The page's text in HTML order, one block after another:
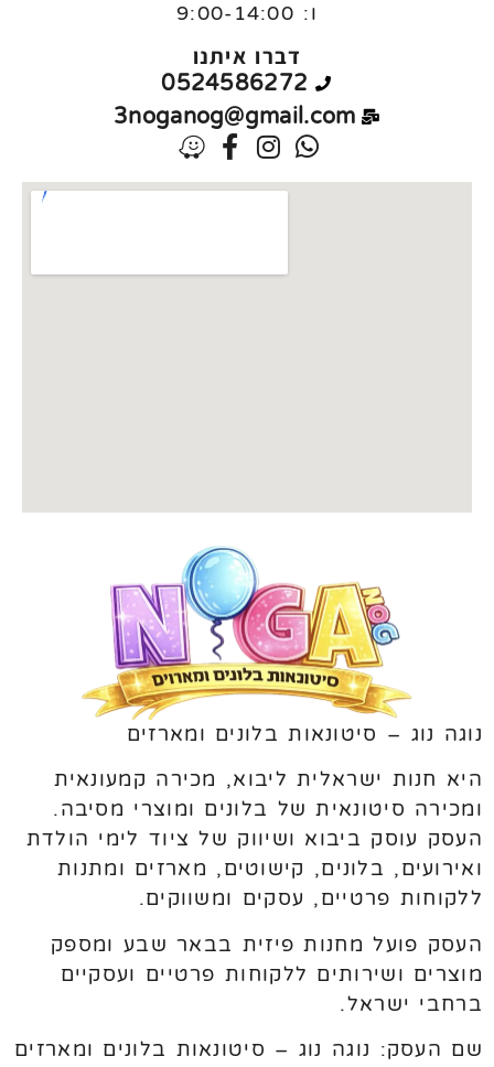
ו: 9:00-14:00
דברו איתנו
0524586272
3noganog@gmail.com
נוגה נוג – סיטונאות בלונים ומארזים
היא חנות ישראלית ליבוא, מכירה קמעונאית
ומכירה סיטונאית של בלונים ומוצרי מסיבה.
העסק עוסק ביבוא ושיווק של ציוד לימי הולדת
ואירועים, בלונים, קישוטים, מארזים ומתנות
ללקוחות פרטיים, עסקים ומשווקים.
העסק פועל מחנות פיזית בבאר שבע ומספק
מוצרים ושירותים ללקוחות פרטיים ועסקיים
ברחבי ישראל.
שם העסק: נוגה נוג – סיטונאות בלונים ומארזים